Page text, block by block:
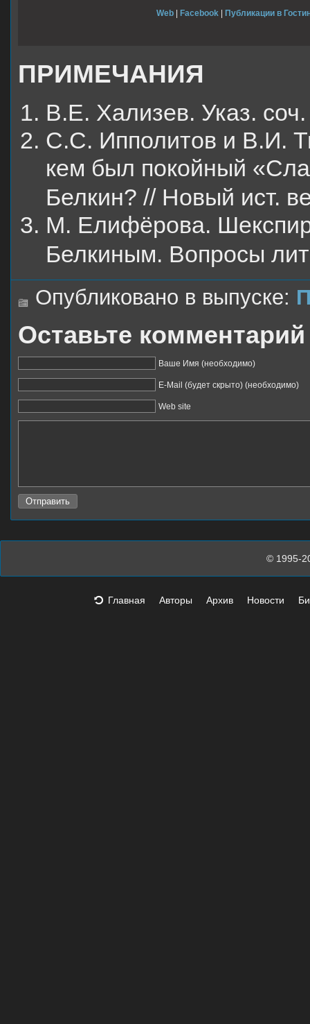
Web | Facebook | Публикации в
ПРИМЕЧАНИЯ
В.Е. Хализев. Указ.
С.С. Ипполитов и В.И.
кем был покойный
Белкин? // Новый ист.
М. Елифёрова.
Белкиным. Вопросы
Опубликовано в выпуске:
Оставьте комментарий
Ваше Имя (необходимо)
E-Mail (будет скрыто) (необходимо)
Web site
© 1995-
Главная Авторы Архив Новости